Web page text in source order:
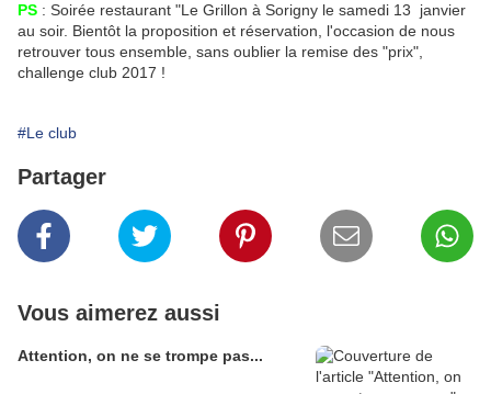
PS : Soirée restaurant "Le Grillon à Sorigny le samedi 13 janvier
au soir. Bientôt la proposition et réservation, l'occasion de nous
retrouver tous ensemble, sans oublier la remise des "prix",
challenge club 2017 !
#Le club
Partager
Vous aimerez aussi
Attention, on ne se trompe pas...